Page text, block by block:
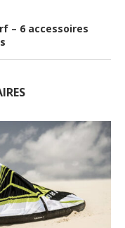
– 6 accessoires